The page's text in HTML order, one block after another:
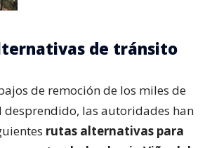
de tránsito
de remoción de los miles de
desprendido, las autoridades han
rutas alternativas para